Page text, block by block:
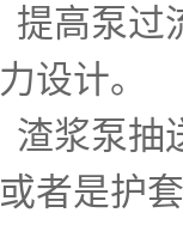
提高泵过
力设计。
渣浆泵抽
或者是护